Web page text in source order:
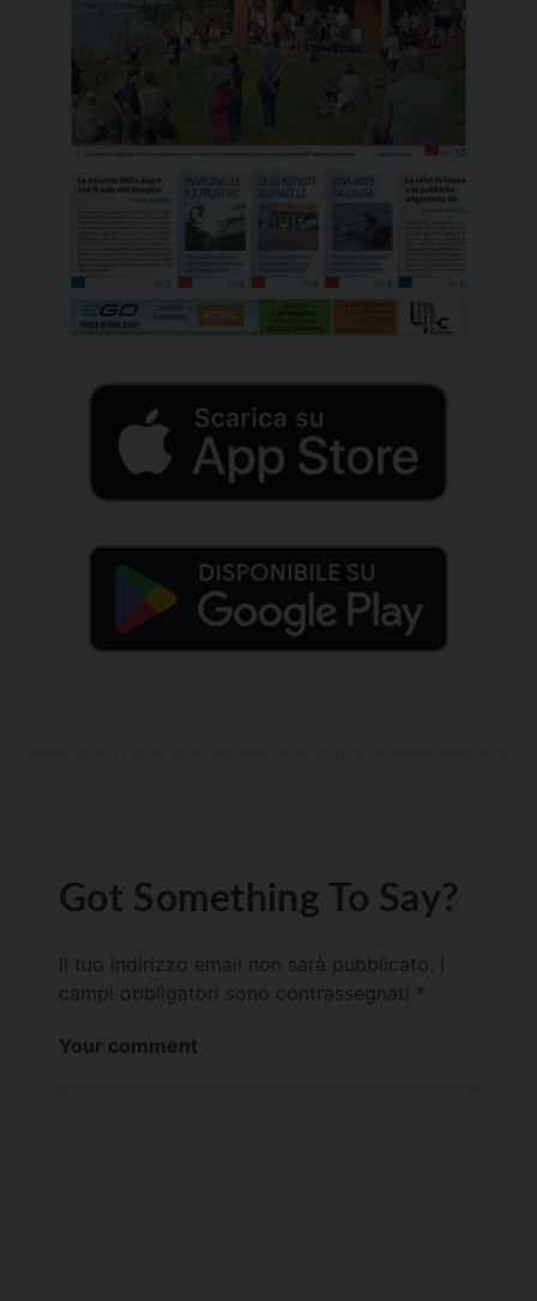
Got Something To Say?
Il tuo indirizzo email non sarà pubblicato.
campi obbligatori sono contrassegnati *
Your comment